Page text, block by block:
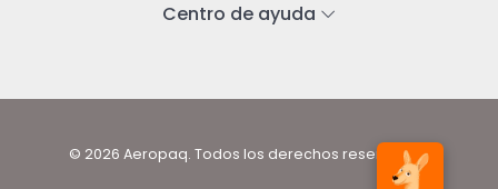
Centro de ayuda
© 2026 Aeropaq. Todos los derechos reservados.